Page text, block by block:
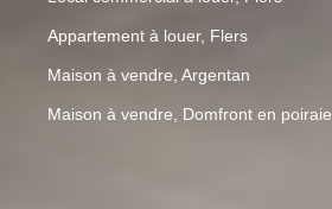
Appartement à louer, Flers
Maison à vendre, Argentan
Maison à vendre, Domfront en poiraie